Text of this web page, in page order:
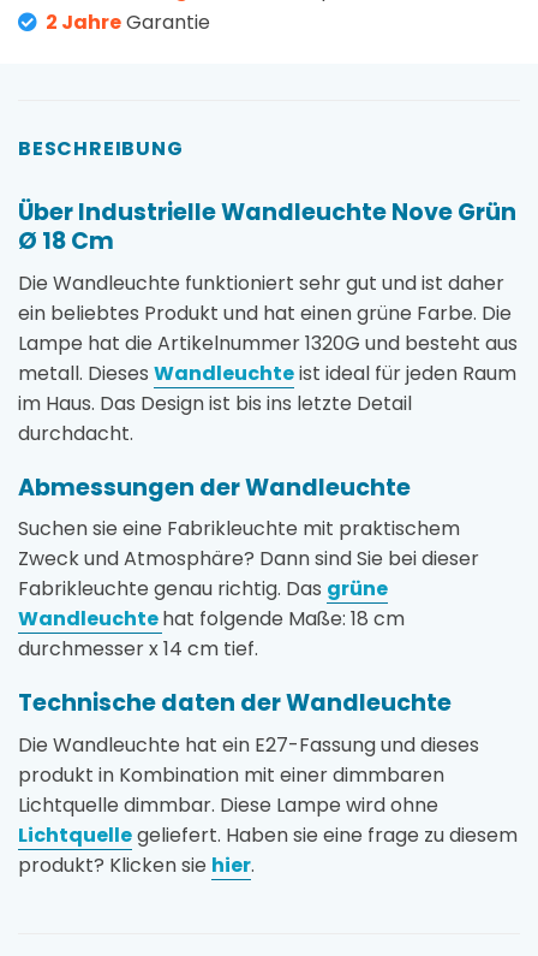
2 JahreGarantie
BESCHREIBUNG
Über Industrielle Wandleuchte Nove Grün
Ø 18 Cm
Die Wandleuchte funktioniert sehr gut und ist daher
ein beliebtes Produkt und hat einen grüne Farbe. Die
Lampe hat die Artikelnummer 1320G und besteht aus
metall. Dieses Wandleuchteist ideal für jeden Raum
im Haus. Das Design ist bis ins letzte Detail
durchdacht.
Abmessungen der Wandleuchte
Suchen sie eine Fabrikleuchte mit praktischem
Zweck und Atmosphäre? Dann sind Sie bei dieser
Fabrikleuchte genau richtig. Das grüne
Wandleuchtehat folgende Maße: 18 cm
durchmesser x 14 cm tief.
Technische daten der Wandleuchte
Die Wandleuchte hat ein E27-Fassung und dieses
produkt in Kombination mit einer dimmbaren
Lichtquelle dimmbar. Diese Lampe wird ohne
Lichtquellegeliefert. Haben sie eine frage zu diesem
produkt? Klicken sie hier.